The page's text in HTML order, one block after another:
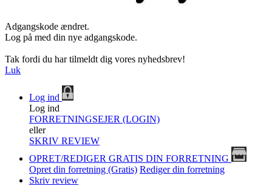
Adgangskode ændret.
Log på med din nye adgangskode.
Tak fordi du har tilmeldt dig vores nyhedsbrev!
Luk
Log ind
Log ind
FORRETNINGSEJER (LOGIN)
eller
SKRIV REVIEW
OPRET/REDIGER GRATIS DIN FORRETNING
Opret din forretning (Gratis) Rediger din forretning
Skriv review